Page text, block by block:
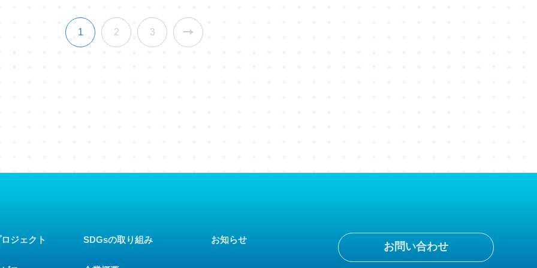
1 2 3
ジェクト SDGsの取り組み お知らせ
お問い合わせ